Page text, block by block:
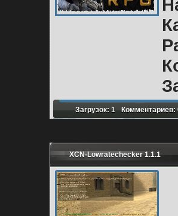
Загрузок: 1 Комментариев:
XCN-Lowratechecker 1.1.1